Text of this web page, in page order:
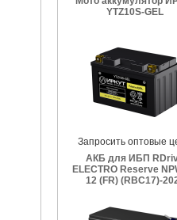
YTZ10S-GEL
Запросить оптовые
АКБ для ИБП
ELECTRO Reserve
12 (FR) (RBC17)-